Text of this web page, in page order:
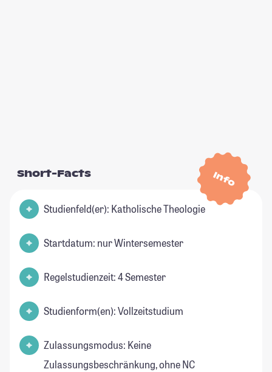
Info
Short-Facts
Studienfeld(er): Katholische Theologie
Startdatum: nur Wintersemester
Regelstudienzeit: 4 Semester
Studienform(en): Vollzeitstudium
Zulassungsmodus: Keine
Zulassungsbeschränkung, ohne NC